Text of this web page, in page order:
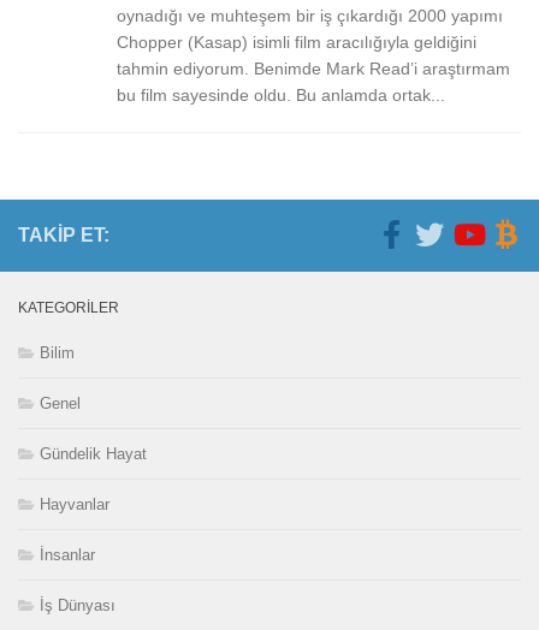
oynadığı ve muhteşem bir iş çıkardığı 2000 yapımı
Chopper (Kasap) isimli film aracılığıyla geldiğini
tahmin ediyorum. Benimde Mark Read’i araştırmam
bu film sayesinde oldu. Bu anlamda ortak...
TAKIP ET:
KATEGORILER
Bilim
Genel
Gündelik Hayat
Hayvanlar
İnsanlar
İş Dünyası